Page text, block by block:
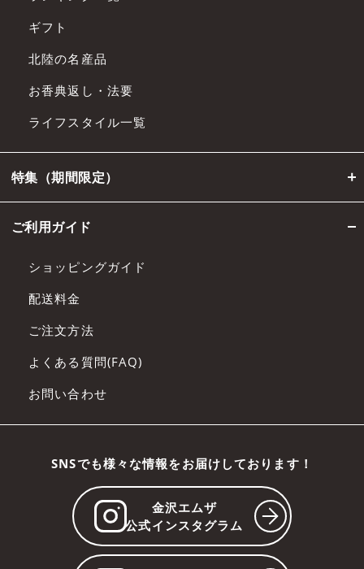
ギフト
北陸の名産品
お香典返し・法要
ライフスタイル一覧
特集（期間限定）
ご利用ガイド
ショッピングガイド
配送料金
ご注文方法
よくある質問(FAQ)
お問い合わせ
SNSでも様々な情報をお届けしております！
金沢エムザ
公式インスタグラム